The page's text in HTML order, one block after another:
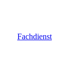
Fachdienst